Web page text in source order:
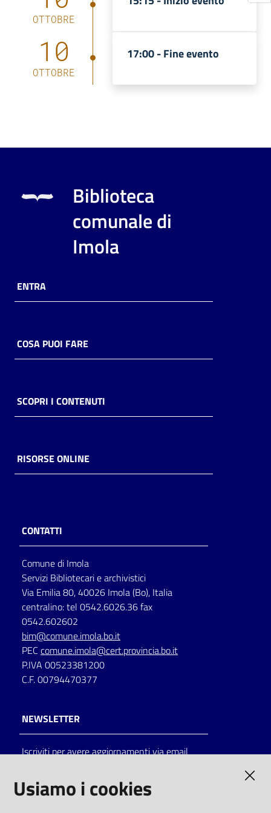
OTTOBRE
10
OTTOBRE
17:00 -Fine evento
Biblioteca
comunale di
Imola
ENTRA
COSA PUOI FARE
SCOPRI I CONTENUTI
RISORSE ONLINE
CONTATTI
Comune di Imola
Servizi Bibliotecari e archivistici
Via Emilia 80, 40026 Imola (Bo), Italia
centralino: tel 0542.6026.36 fax
0542.602602
bim@comune.imola.bo.it
PEC comune.imola@cert.provincia.bo.it
P.IVA 00523381200
C.F. 00794470377
NEWSLETTER
Iscriviti per avere aggiornamenti via email
Usiamo i cookies